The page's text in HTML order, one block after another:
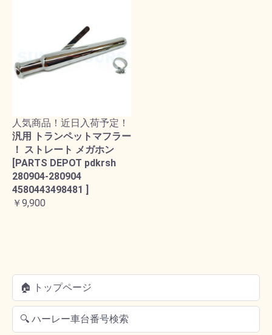
人気商品！近日入荷予定！
汎用 トランペットマフラー
！ ストレート メガホン
[PARTS DEPOT pdkrsh
280904-280904
4580443498481 ]
￥9,900
🏠 トップページ
🔍 ハーレー車台番号検索